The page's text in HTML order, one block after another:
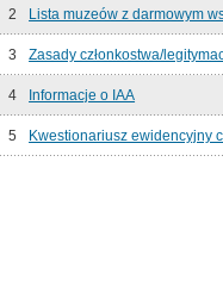
2 Lista muzeów z darmowym
3 Zasady członkostwa/
4 Informacje o IAA
5 Kwestionariusz ewidencyjny